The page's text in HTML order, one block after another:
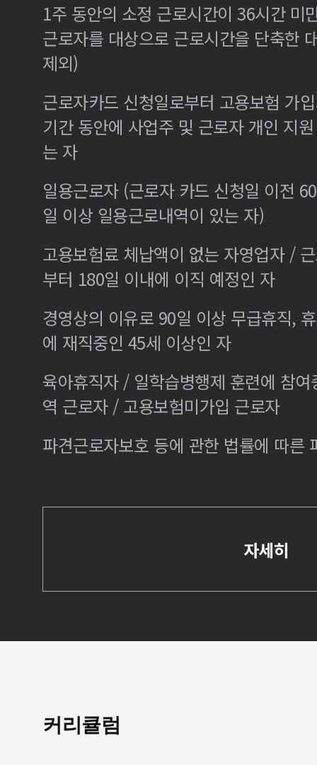
1주 동안의 소정 근로시간이 36시간 미
근로자를 대상으로 근로시간을 단축한
제외)
근로자카드 신청일로부터 고용보험 가
기간 동안에 사업주 및 근로자 개인 지
는 자
일용근로자 (근로자 카드 신청일 이전
일 이상 일용근로내역이 있는 자)
고용보험료 체납액이 없는 자영업자 /
부터 180일 이내에 이직 예정인 자
경영상의 이유로 90일 이상 무급휴직,
에 재직중인 45세 이상인 자
육아휴직자 / 일학습병행제 훈련에 참
역 근로자 / 고용보험미가입 근로자
파견근로자보호 등에 관한 법률에 따른
자세히
커리큘럼